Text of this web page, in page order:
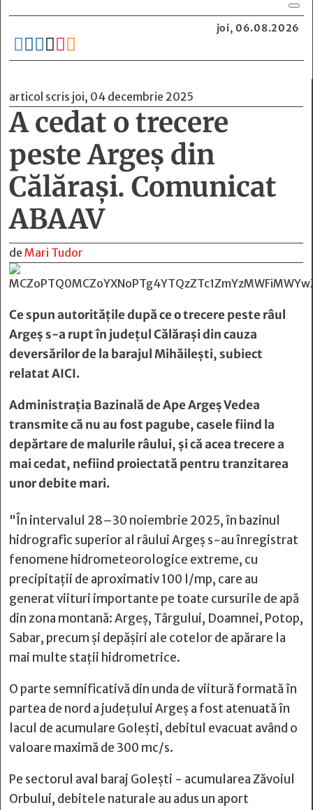
joi, 06.08.2026
     
articol scris joi, 04 decembrie 2025
A cedat o trecere
peste Argeș din
Călărași. Comunicat
ABAAV
de Mari Tudor
Ce spun autoritățile după ce o trecere peste râul
Argeş s-a rupt în judeţul Călăraşi din cauza
deversărilor de la barajul Mihăileşti, subiect
relatatAICI.
Administrația Bazinală de Ape Argeș Vedea
transmite că nu au fost pagube, casele fiind la
depărtare de malurile râului, și că acea trecere a
mai cedat, nefiind proiectată pentru tranzitarea
unor debite mari.
"În intervalul 28–30 noiembrie 2025, în bazinul
hidrografic superior al râului Argeș s-au înregistrat
fenomene hidrometeorologice extreme, cu
precipitații de aproximativ 100 l/mp, care au
generat viituri importante pe toate cursurile de apă
din zona montană: Argeș, Târgului, Doamnei, Potop,
Sabar, precum și depășiri ale cotelor de apărare la
mai multe stații hidrometrice.
O parte semnificativă din unda de viitură formată în
partea de nord a județului Argeș a fost atenuată în
lacul de acumulare Golești, debitul evacuat având o
valoare maximă de 300 mc/s.
Pe sectorul aval baraj Golești - acumularea Zăvoiul
Orbului, debitele naturale au adus un aport